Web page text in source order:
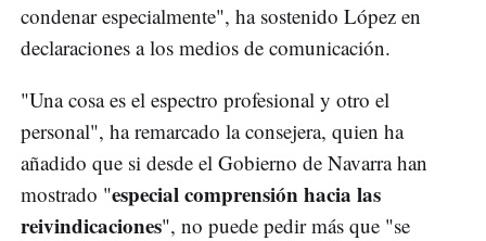
condenar especialmente", ha sostenido López en
declaraciones a los medios de comunicación.
"Una cosa es el espectro profesional y otro el
personal", ha remarcado la consejera, quien ha
añadido que si desde el Gobierno de Navarra han
mostrado "especial comprensión hacia las
reivindicaciones", no puede pedir más que "se